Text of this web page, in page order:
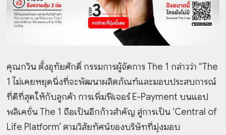
คุณกวิน ตั้งอุทัยศักดิ์ กรรมการผู้จัดการ The 1 กล่าวว่า “The
1 ไม่เคยหยุดนิ่งที่จะพัฒนาผลิตภัณฑ์และมอบประสบการณ์
ที่ดีที่สุดให้กับลูกค้า การเพิ่มฟีเจอร์ E-Payment บนแอป
พลิเคชั่น The 1 ถือเป็นอีกก้าวสำคัญ สู่การเป็น ‘Central of
Life Platform’ ตามวิสัยทัศน์ของบริษัทที่มุ่งมอบ